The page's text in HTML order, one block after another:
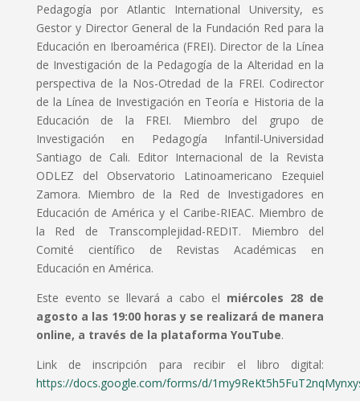
Pedagogía por Atlantic International University, es
Gestor y Director General de la Fundación Red para la
Educación en Iberoamérica (FREI). Director de la Línea
de Investigación de la Pedagogía de la Alteridad en la
perspectiva de la Nos-Otredad de la FREI. Codirector
de la Línea de Investigación en Teoría e Historia de la
Educación de la FREI. Miembro del grupo de
Investigación en Pedagogía Infantil-Universidad
Santiago de Cali. Editor Internacional de la Revista
ODLEZ del Observatorio Latinoamericano Ezequiel
Zamora. Miembro de la Red de Investigadores en
Educación de América y el Caribe-RIEAC. Miembro de
la Red de Transcomplejidad-REDIT. Miembro del
Comité científico de Revistas Académicas en
Educación en América.
Este evento se llevará a cabo el miércoles 28 de
agosto a las 19:00 horas y se realizará de manera
online, a través de la plataforma YouTube.
Link de inscripción para recibir el libro digital:
https://docs.google.com/forms/d/